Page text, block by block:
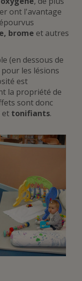
ont l'avantage
brome et autres
(en dessous de
les lésions
est
la propriété de
sont donc
et tonifiants.